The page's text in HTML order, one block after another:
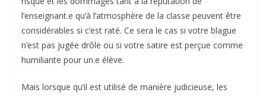
l’enseignant.e qu’à l’atmosphère de la classe peuvent être
considérables si c’est raté. Ce sera le cas si votre blague
n’est pas jugée drôle ou si votre satire est perçue comme
humiliante pour un.e élève.
Mais lorsque qu’il est utilisé de manière judicieuse, les